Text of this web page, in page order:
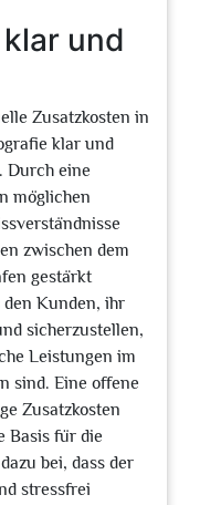
und
Zusatzkosten in
klar und
Durch eine
möglichen
zwischen dem
gestärkt
Kunden, ihr
sicherzustellen,
Leistungen im
sind. Eine offene
Zusatzkosten
Basis für die
bei, dass der
stressfrei